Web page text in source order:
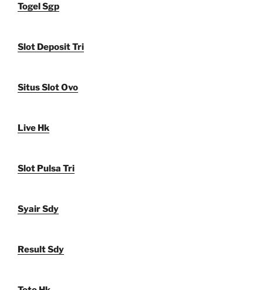
Togel Sgp
Slot Deposit Tri
Situs Slot Ovo
Live Hk
Slot Pulsa Tri
Syair Sdy
Result Sdy